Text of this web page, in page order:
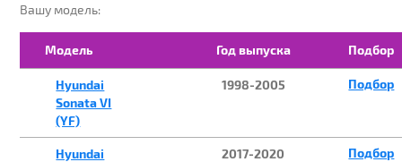
Вашу модель:
Модель Год выпуска Подбор
Hyundai
Sonata VI
(YF)
1998-2005 Подбор
Hyundai
2017-2020 Подбор